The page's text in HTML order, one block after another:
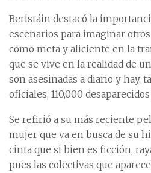
Beristáin destacó la
escenarios para imaginar
como meta y aliciente en la
que se vive en la realidad de
son asesinadas a diario y hay,
oficiales, 110,000
Se refirió a su más reciente
mujer que va en busca de su
cinta que si bien es ficción,
pues las colectivas que